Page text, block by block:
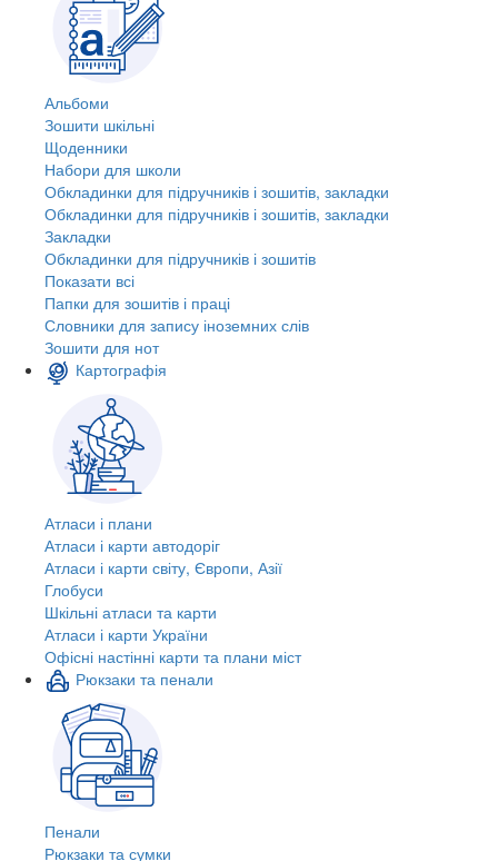
Альбоми
Зошити шкільні
Щоденники
Набори для школи
Обкладинки для підручників і зошитів, закладки
Обкладинки для підручників і зошитів, закладки
Закладки
Обкладинки для підручників і зошитів
Показати всі
Папки для зошитів і праці
Словники для запису іноземних слів
Зошити для нот
Картографія
Атласи і плани
Атласи і карти автодоріг
Атласи і карти світу, Європи, Азії
Глобуси
Шкільні атласи та карти
Атласи і карти України
Офісні настінні карти та плани міст
Рюкзаки та пенали
Пенали
Рюкзаки та сумки